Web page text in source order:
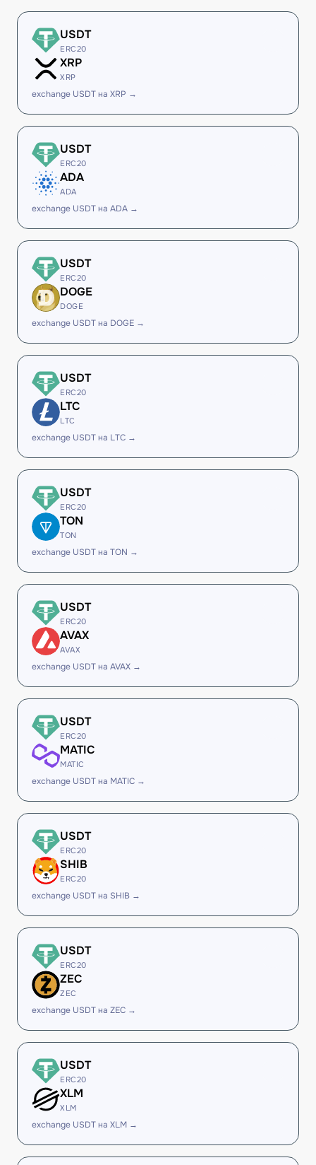
USDT
ERC20
XRP
XRP
exchange USDT на XRP →
USDT
ERC20
ADA
ADA
exchange USDT на ADA →
USDT
ERC20
DOGE
DOGE
exchange USDT на DOGE →
USDT
ERC20
LTC
LTC
exchange USDT на LTC →
USDT
ERC20
TON
TON
exchange USDT на TON →
USDT
ERC20
AVAX
AVAX
exchange USDT на AVAX →
USDT
ERC20
MATIC
MATIC
exchange USDT на MATIC →
USDT
ERC20
SHIB
ERC20
exchange USDT на SHIB →
USDT
ERC20
ZEC
ZEC
exchange USDT на ZEC →
USDT
ERC20
XLM
XLM
exchange USDT на XLM →